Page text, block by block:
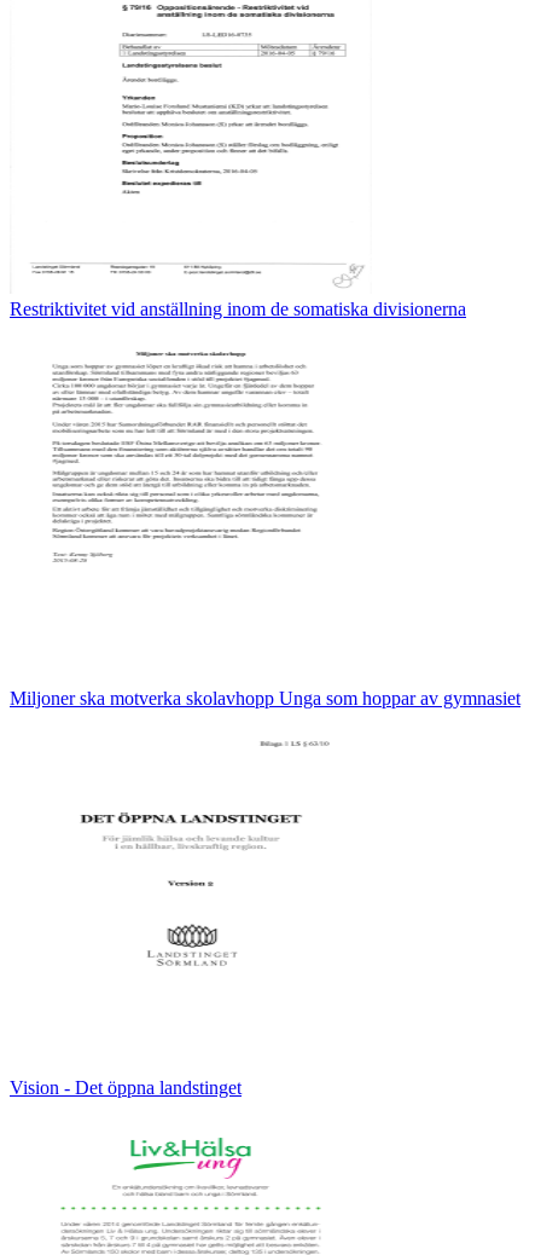
Restriktivitet vid anställning inom de somatiska divisionerna
Miljoner ska motverka skolavhopp Unga som hoppar av gymnasiet
Vision - Det öppna landstinget